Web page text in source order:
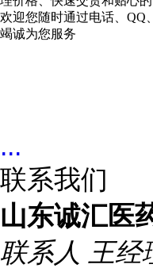
欢迎您随时通过电话、QQ
竭诚为您服务
...
联系我们
山东诚汇医
联系人 王经